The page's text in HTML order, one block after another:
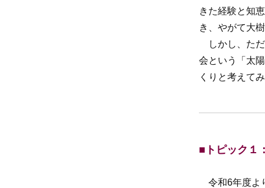
きた経験と知
き、やがて大
しかし、ただ
会という「太
くりと考えて
■トピック１：
令和6年度よ